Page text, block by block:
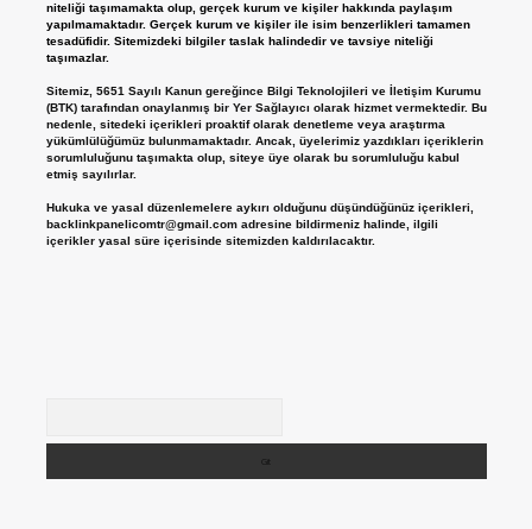
niteliği taşımamakta olup, gerçek kurum ve kişiler hakkında paylaşım
yapılmamaktadır. Gerçek kurum ve kişiler ile isim benzerlikleri tamamen
tesadüfidir. Sitemizdeki bilgiler taslak halindedir ve tavsiye niteliği
taşımazlar.
Sitemiz, 5651 Sayılı Kanun gereğince Bilgi Teknolojileri ve İletişim Kurumu
(BTK) tarafından onaylanmış bir Yer Sağlayıcı olarak hizmet vermektedir. Bu
nedenle, sitedeki içerikleri proaktif olarak denetleme veya araştırma
yükümlülüğümüz bulunmamaktadır. Ancak, üyelerimiz yazdıkları içeriklerin
sorumluluğunu taşımakta olup, siteye üye olarak bu sorumluluğu kabul
etmiş sayılırlar.
Hukuka ve yasal düzenlemelere aykırı olduğunu düşündüğünüz içerikleri,
backlinkpanelicomtr@gmail.comadresine bildirmeniz halinde, ilgili
içerikler yasal süre içerisinde sitemizden kaldırılacaktır.